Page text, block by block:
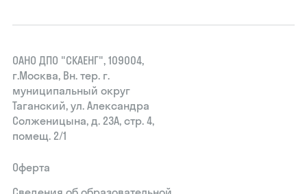
ОАНО ДПО "СКАЕНГ", 109004,
г.Москва, Вн. тер. г.
муниципальный округ
Таганский, ул. Александра
Солженицына, д. 23А, стр. 4,
помещ. 2/1
Оферта